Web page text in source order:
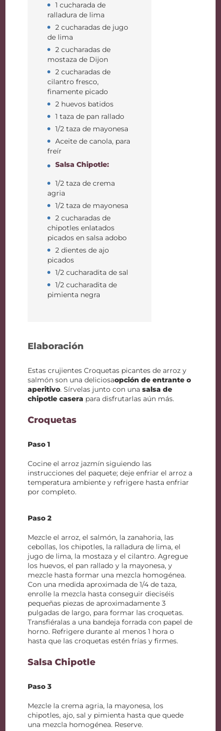
1 cucharada de
ralladura de lima
2 cucharadas de jugo
de lima
2 cucharadas de
mostaza de Dijon
2 cucharadas de
cilantro fresco,
finamente picado
2 huevos batidos
1 taza de pan rallado
1/2 taza de mayonesa
Aceite de canola, para
freír
Salsa Chipotle:
1/2 taza de crema
agria
1/2 taza de mayonesa
2 cucharadas de
chipotles enlatados
picados en salsa adobo
2 dientes de ajo
picados
1/2 cucharadita de sal
1/2 cucharadita de
pimienta negra
Elaboración
Estas crujientes Croquetas picantes de arroz y
salmón son una deliciosaopción de entrante o
aperitivo. Sírvelas junto con unasalsa de
chipotle casera para disfrutarlas aún más.
Croquetas
Paso 1
Cocine el arroz jazmín siguiendo las
instrucciones del paquete; deje enfriar el arroz a
temperatura ambiente y refrigere hasta enfriar
por completo.
Paso 2
Mezcle el arroz, el salmón, la zanahoria, las
cebollas, los chipotles, la ralladura de lima, el
jugo de lima, la mostaza y el cilantro. Agregue
los huevos, el pan rallado y la mayonesa, y
mezcle hasta formar una mezcla homogénea.
Con una medida aproximada de 1/4 de taza,
enrolle la mezcla hasta conseguir dieciséis
pequeñas piezas de aproximadamente 3
pulgadas de largo, para formar las croquetas.
Transfiéralas a una bandeja forrada con papel de
horno. Refrigere durante al menos 1 hora o
hasta que las croquetas estén frías y firmes.
Salsa Chipotle
Paso 3
Mezcle la crema agria, la mayonesa, los
chipotles, ajo, sal y pimienta hasta que quede
una mezcla homogénea. Reserve.